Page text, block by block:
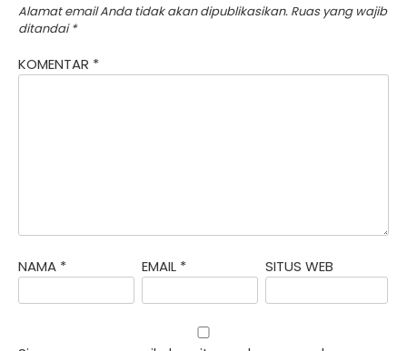
Alamat email Anda tidak akan dipublikasikan. Ruas yang wajib
ditandai*
KOMENTAR *
NAMA * EMAIL * SITUS WEB